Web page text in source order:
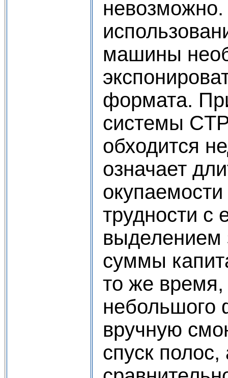
машины
формата.
системы
обходится
означает
трудности
выделением
суммы
то же
небольшого
вручную
спуск